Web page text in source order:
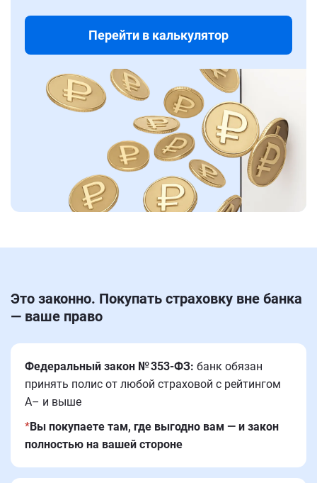
Перейти в калькулятор
Это законно. Покупать страховку вне банка
— ваше право
Федеральный закон № 353-ФЗ: банк обязан
принять полис от любой страховой с рейтингом
A– и выше
*Вы покупаете там, где выгодно вам — и закон
полностью на вашей стороне